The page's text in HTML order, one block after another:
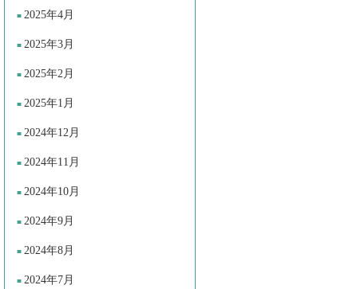
2025年4月
2025年3月
2025年2月
2025年1月
2024年12月
2024年11月
2024年10月
2024年9月
2024年8月
2024年7月